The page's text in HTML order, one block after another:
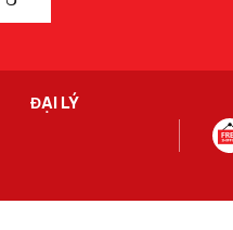
ĐẠI LÝ